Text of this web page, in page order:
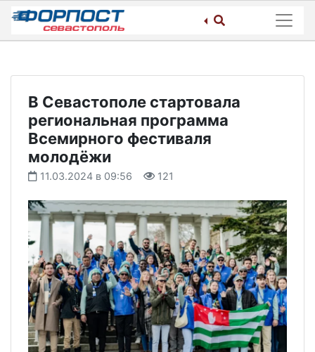
Skip
content
В Севастополе стартовала
региональная программа
Всемирного фестиваля
молодёжи
11.03.2024 в 09:56 121